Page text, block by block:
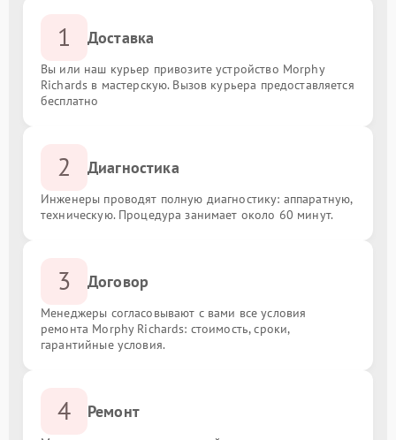
1 Доставка
Вы или наш курьер привозите устройство Morphy
Richards в мастерскую. Вызов курьера предоставляется
бесплатно
2 Диагностика
Инженеры проводят полную диагностику: аппаратную,
техническую. Процедура занимает около 60 минут.
3 Договор
Менеджеры согласовывают с вами все условия
ремонта Morphy Richards: стоимость, сроки,
гарантийные условия.
4 Ремонт